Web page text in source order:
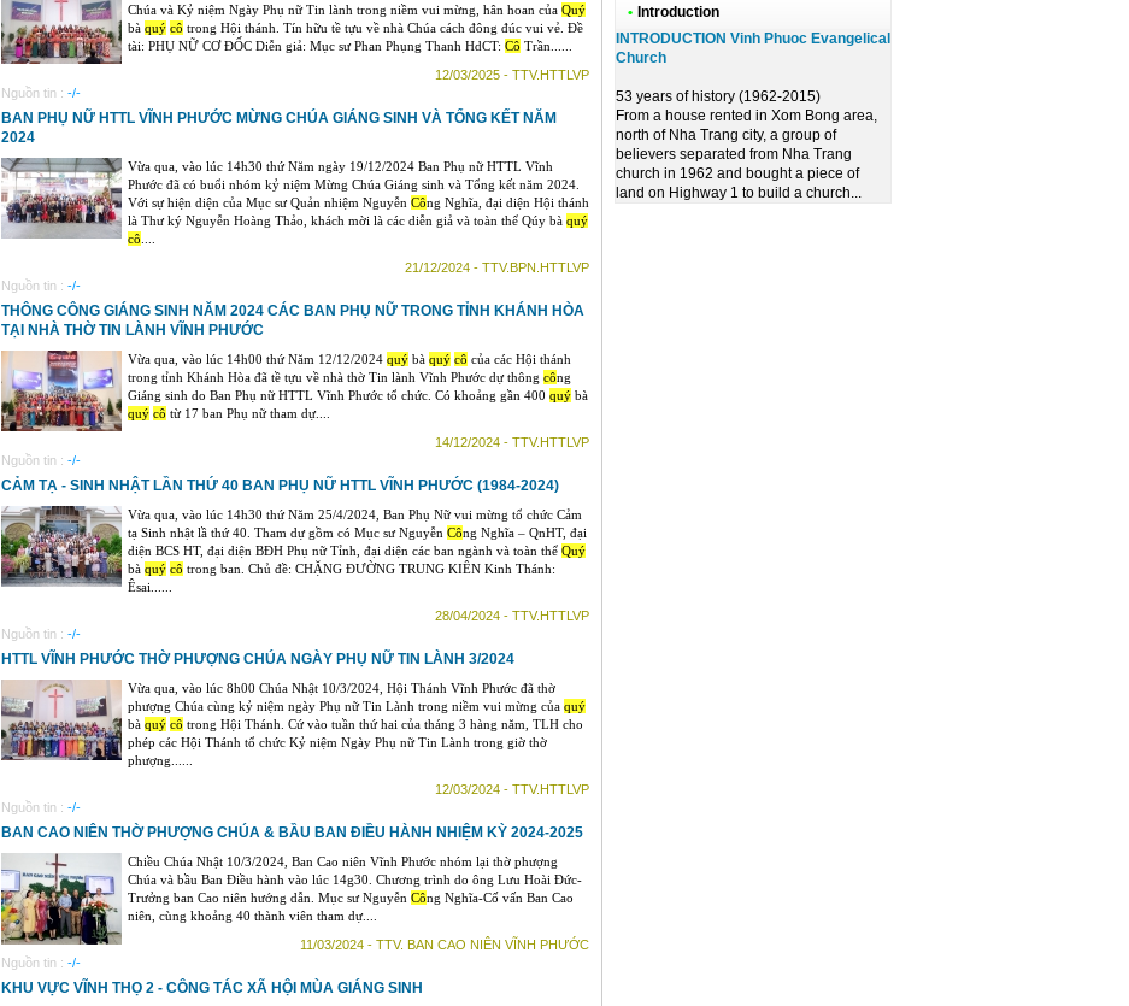
Chúa và Kỷ niệm Ngày Phụ nữ Tin lành trong niềm vui mừng, hân hoan của Quý
bà quý cô trong Hội thánh. Tín hữu tề tựu về nhà Chúa cách đông đúc vui vẻ. Đề
tài: PHỤ NỮ CƠ ĐỐC Diễn giả: Mục sư Phan Phụng Thanh HdCT: Cô Trần......
12/03/2025 - TTV.HTTLVP
Nguồn tin : -/-
BAN PHỤ NỮ HTTL VĨNH PHƯỚC MỪNG CHÚA GIÁNG SINH VÀ TỔNG KẾT NĂM
2024
Vừa qua, vào lúc 14h30 thứ Năm ngày 19/12/2024 Ban Phụ nữ HTTL Vĩnh
Phước đã có buổi nhóm kỷ niệm Mừng Chúa Giáng sinh và Tổng kết năm 2024.
Với sự hiện diện của Mục sư Quản nhiệm Nguyễn Công Nghĩa, đại diện Hội thánh
là Thư ký Nguyễn Hoàng Thảo, khách mời là các diễn giả và toàn thể Qúy bà quý
cô
21/12/2024 - TTV.BPN.HTTLVP
Nguồn tin : -/-
THÔNG CÔNG GIÁNG SINH NĂM 2024 CÁC BAN PHỤ NỮ TRONG TỈNH KHÁNH HÒA
TẠI NHÀ THỜ TIN LÀNH VĨNH PHƯỚC
Vừa qua, vào lúc 14h00 thứ Năm 12/12/2024 quý bà quý cô của các Hội thánh
trong tỉnh Khánh Hòa đã tề tựu về nhà thờ Tin lành Vĩnh Phước dự thông công
Giáng sinh do Ban Phụ nữ HTTL Vĩnh Phước tổ chức. Có khoảng gần 400 quý bà
quý cô từ 17 ban Phụ nữ tham dự....
14/12/2024 - TTV.HTTLVP
Nguồn tin : -/-
CẢM TẠ - SINH NHẬT LẦN THỨ 40 BAN PHỤ NỮ HTTL VĨNH PHƯỚC (1984-2024)
Vừa qua, vào lúc 14h30 thứ Năm 25/4/2024, Ban Phụ Nữ vui mừng tổ chức Cảm
tạ Sinh nhật lầ thứ 40. Tham dự gồm có Mục sư Nguyễn Công Nghĩa – QnHT, đại
diện BCS HT, đại diện BĐH Phụ nữ Tỉnh, đại diện các ban ngành và toàn thể Quý
bà quý cô trong ban. Chủ đề: CHẶNG ĐƯỜNG TRUNG KIÊN Kinh Thánh:
Êsai......
28/04/2024 - TTV.HTTLVP
Nguồn tin : -/-
HTTL VĨNH PHƯỚC THỜ PHƯỢNG CHÚA NGÀY PHỤ NỮ TIN LÀNH 3/2024
Vừa qua, vào lúc 8h00 Chúa Nhật 10/3/2024, Hội Thánh Vĩnh Phước đã thờ
phượng Chúa cùng kỷ niệm ngày Phụ nữ Tin Lành trong niềm vui mừng của quý
bà quý cô trong Hội Thánh. Cứ vào tuần thứ hai của tháng 3 hàng năm, TLH cho
phép các Hội Thánh tổ chức Kỷ niệm Ngày Phụ nữ Tin Lành trong giờ thờ
phượng......
12/03/2024 - TTV.HTTLVP
Nguồn tin : -/-
BAN CAO NIÊN THỜ PHƯỢNG CHÚA & BẦU BAN ĐIỀU HÀNH NHIỆM KỲ 2024-2025
Chiều Chúa Nhật 10/3/2024, Ban Cao niên Vĩnh Phước nhóm lại thờ phượng
Chúa và bầu Ban Điều hành vào lúc 14g30. Chương trình do ông Lưu Hoài Đức-
Trưởng ban Cao niên hướng dẫn. Mục sư Nguyễn Công Nghĩa-Cố vấn Ban Cao
niên, cùng khoảng 40 thành viên tham dự....
11/03/2024 - TTV. BAN CAO NIÊN VĨNH PHƯỚC
Nguồn tin : -/-
KHU VỰC VĨNH THỌ 2 - CÔNG TÁC XÃ HỘI MÙA GIÁNG SINH
• Introduction
INTRODUCTION Vinh Phuoc Evangelical
Church
53 years of history (1962-2015)
From a house rented in Xom Bong area,
north of Nha Trang city, a group of
believers separated from Nha Trang
church in 1962 and bought a piece of
land on Highway 1 to build a church...